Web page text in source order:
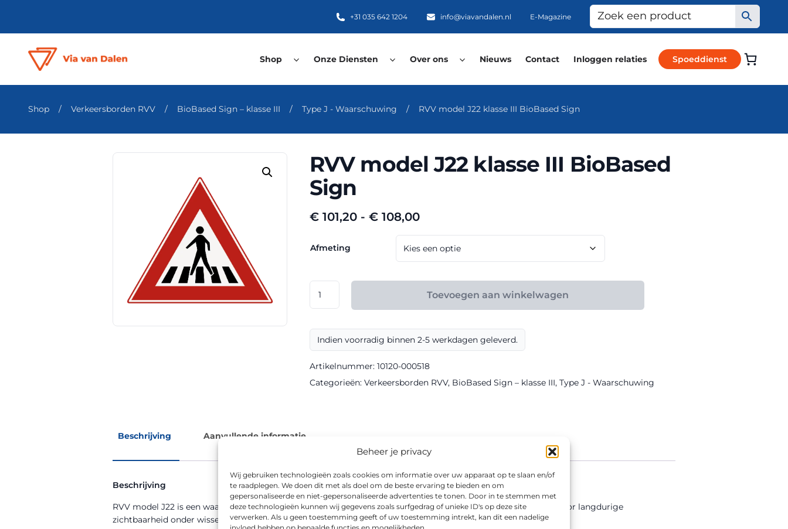
Beheer je privacy
Wij gebruiken technologieën zoals cookies om informatie over uw apparaat op te slaan en/of
te raadplegen. We doen dit met als doel om de beste ervaring te bieden en om
gepersonaliseerde en niet-gepersonaliseerde advertenties te tonen. Door in te stemmen met
deze technologieën kunnen wij gegevens zoals surfgedrag of unieke ID's op deze site
verwerken. Als u geen toestemming geeft of uw toestemming intrekt, kan dit een nadelige
+31 035 642 1204 info@viavandalen.nl E-Magazine
Shop Onze Diensten Over ons Nieuws Contact Inloggen relaties Spoeddienst
Shop / Verkeersborden RVV / BioBased Sign – klasse III / Type J - Waarschuwing / RVV model J22 klasse III BioBased Sign
RVV model J22 klasse III BioBased
Sign
€ 101,20 - € 108,00Prijsklasse:
€ 101,20
tot
€ 108,00
Afmeting
model
klasse
Sign
aantal
Toevoegen aan winkelwagen
Indien voorradig binnen 2-5 werkdagen geleverd.
Artikelnummer: 10120-000518
Categorieën: Verkeersborden RVV, BioBased Sign – klasse III, Type J - Waarschuwing
Beschrijving Aanvullende informatie
Beschrijving
RVV model J22 is een waarschuwingsbord in BioBased-uitvoering, geproduceerd met klasse III reflectiefolie voor langdurige
zichtbaarheid onder wisselende weersomstandigheden.